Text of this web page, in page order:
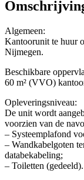
Algemeen:
Kantoorunit te huur
Nijmegen.
Beschikbare
60 m² (VVO)
Opleveringsniveau:
De unit wordt
voorzien van de
– Systeemplafond
– Wandkabelgoten
databekabeling;
– Toiletten (gedeeld).